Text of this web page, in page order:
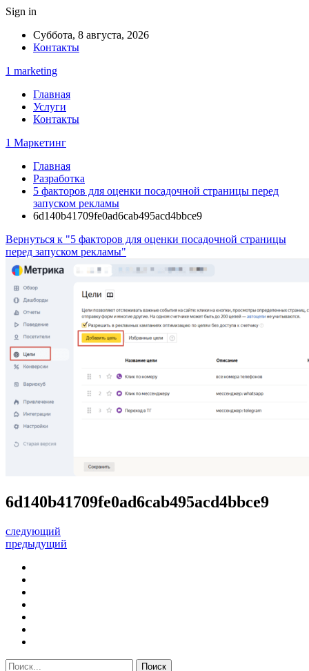
Sign in
Суббота, 8 августа, 2026
Контакты
1 marketing
Главная
Услуги
Контакты
1 Маркетинг
Главная
Разработка
5 факторов для оценки посадочной страницы перед
запуском рекламы
6d140b41709fe0ad6cab495acd4bbce9
Вернуться к "5 факторов для оценки посадочной страницы
перед запуском рекламы"
6d140b41709fe0ad6cab495acd4bbce9
следующий
предыдущий